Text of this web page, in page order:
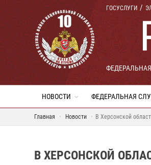
ГОСУСЛУГИ
НОВОСТИ ФЕДЕРАЛЬНАЯ
Главная Новости В Херсонской
В ХЕРСОНСКОЙ